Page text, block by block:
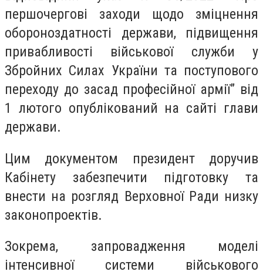
першочергові заходи щодо зміцнення
обороноздатності держави, підвищення
привабливості військової служби у
Збройних Силах України та поступового
переходу до засад професійної армії” від
1 лютого опублікований на сайті глави
держави.
Цим документом президент доручив
Кабінету забезпечити підготовку та
внести на розгляд Верховної Ради низку
законопроектів.
Зокрема, запровадження моделі
інтенсивної системи військового